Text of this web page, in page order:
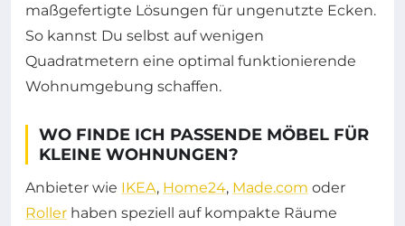
maßgefertigte Lösungen für ungenutzte Ecken.
So kannst Du selbst auf wenigen
Quadratmetern eine optimal funktionierende
Wohnumgebung schaffen.
WO FINDE ICH PASSENDE MÖBEL FÜR
KLEINE WOHNUNGEN?
Anbieter wie IKEA, Home24, Made.com oder
Roller haben speziell auf kompakte Räume